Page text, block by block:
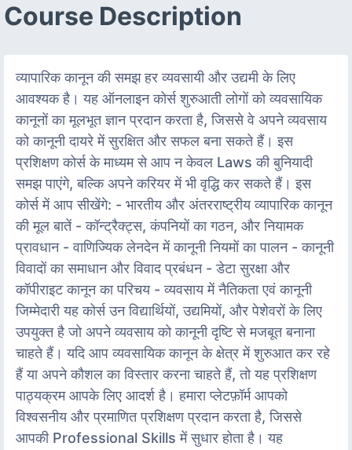
Course Description
व्यापारिक कानून की समझ हर व्यवसायी और उद्यमी के लिए
आवश्यक है। यह ऑनलाइन कोर्स शुरुआती लोगों को व्यवसायिक
कानूनों का मूलभूत ज्ञान प्रदान करता है, जिससे वे अपने व्यवसाय
को कानूनी दायरे में सुरक्षित और सफल बना सकते हैं। इस
प्रशिक्षण कोर्स के माध्यम से आप न केवल Laws की बुनियादी
समझ पाएंगे, बल्कि अपने करियर में भी वृद्धि कर सकते हैं। इस
कोर्स में आप सीखेंगे: - भारतीय और अंतरराष्ट्रीय व्यापारिक कानून
की मूल बातें - कॉन्ट्रैक्ट्स, कंपनियों का गठन, और नियामक
प्रावधान - वाणिज्यिक लेनदेन में कानूनी नियमों का पालन - कानूनी
विवादों का समाधान और विवाद प्रबंधन - डेटा सुरक्षा और
कॉपीराइट कानून का परिचय - व्यवसाय में नैतिकता एवं कानूनी
जिम्मेदारी यह कोर्स उन विद्यार्थियों, उद्यमियों, और पेशेवरों के लिए
उपयुक्त है जो अपने व्यवसाय को कानूनी दृष्टि से मजबूत बनाना
चाहते हैं। यदि आप व्यवसायिक कानून के क्षेत्र में शुरुआत कर रहे
हैं या अपने कौशल का विस्तार करना चाहते हैं, तो यह प्रशिक्षण
पाठ्यक्रम आपके लिए आदर्श है। हमारा प्लेटफ़ॉर्म आपको
विश्वसनीय और प्रमाणित प्रशिक्षण प्रदान करता है, जिससे
आपकी Professional Skills में सुधार होता है। यह